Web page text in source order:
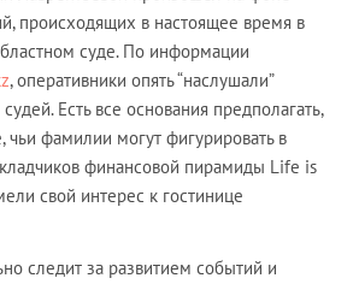
происходящих в настоящее время в
суде. По информации
, оперативники опять “наслушали”
Есть все основания предполагать,
чьи фамилии могут фигурировать в
финансовой пирамиды Life is
свой интерес к гостинице
следит за развитием событий и